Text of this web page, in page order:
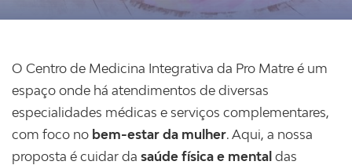
O Centro de Medicina Integrativa da Pro Matre é um
espaço onde há atendimentos de diversas
especialidades médicas e serviços complementares,
com foco no bem-estar da mulher. Aqui, a nossa
proposta é cuidar da saúde física e mental das